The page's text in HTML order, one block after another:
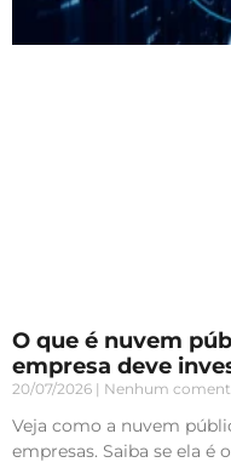
O que é nuvem
empresa deve
20/07/2026 Nenhum
Veja como a nuvem
empresas. Saiba se ela é